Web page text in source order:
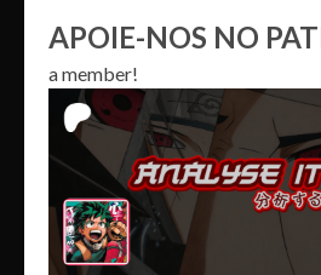
APOIE-NOS NO
a member!